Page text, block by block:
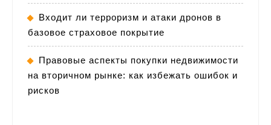
Входит ли терроризм и атаки дронов в
базовое страховое покрытие
Правовые аспекты покупки недвижимости
на вторичном рынке: как избежать ошибок и
рисков